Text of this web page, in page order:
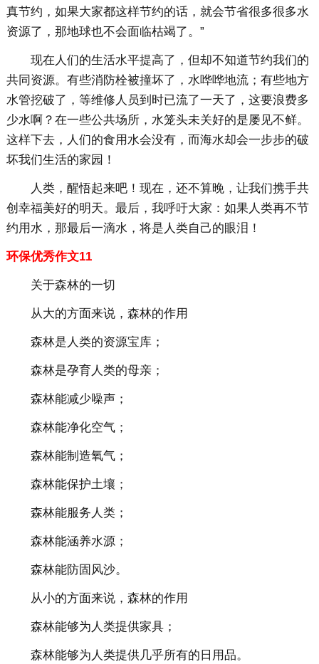
真节约，如果大家都这样节约的话，就会节省很多很多水
资源了，那地球也不会面临枯竭了。”
现在人们的生活水平提高了，但却不知道节约我们的
共同资源。有些消防栓被撞坏了，水哗哗地流；有些地方
水管挖破了，等维修人员到时已流了一天了，这要浪费多
少水啊？在一些公共场所，水笼头未关好的是屡见不鲜。
这样下去，人们的食用水会没有，而海水却会一步步的破
坏我们生活的家园！
人类，醒悟起来吧！现在，还不算晚，让我们携手共
创幸福美好的明天。最后，我呼吁大家：如果人类再不节
约用水，那最后一滴水，将是人类自己的眼泪！
环保优秀作文11
关于森林的一切
从大的方面来说，森林的作用
森林是人类的资源宝库；
森林是孕育人类的母亲；
森林能减少噪声；
森林能净化空气；
森林能制造氧气；
森林能保护土壤；
森林能服务人类；
森林能涵养水源；
森林能防固风沙。
从小的方面来说，森林的作用
森林能够为人类提供家具；
森林能够为人类提供几乎所有的日用品。